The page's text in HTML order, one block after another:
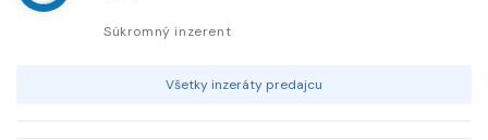
Súkromný inzerent
Všetky inzeráty predajcu